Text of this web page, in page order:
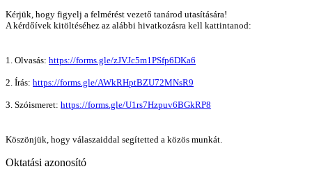
Kérjük, hogy figyelj a felmérést vezető tanárod utasítására!
A kérdőívek kitöltéséhez az alábbi hivatkozásra kell kattintanod:
1. Olvasás: https://forms.gle/zJVJc5m1PSfp6DKa6
2. Írás: https://forms.gle/AWkRHptBZU72MNsR9
3. Szóismeret: https://forms.gle/U1rs7Hzpuv6BGkRP8
Köszönjük, hogy válaszaiddal segítetted a közös munkát.
Oktatási azonosító